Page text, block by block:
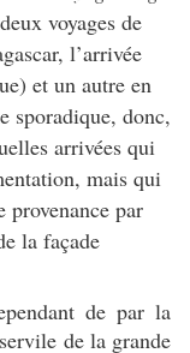
voyages de
l’arrivée
et un autre en
sporadique, donc,
arrivées qui
mais qui
provenance par
la façade
de par la
de la grande